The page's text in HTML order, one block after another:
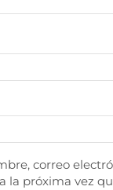
correo
la próxima vez